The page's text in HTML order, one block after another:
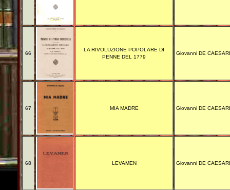
66
LA RIVOLUZIONE POPOLARE DI
PENNE DEL 1779
Giovanni DE
67 MIA MADRE Giovanni DE
68 LEVAMEN Giovanni DE